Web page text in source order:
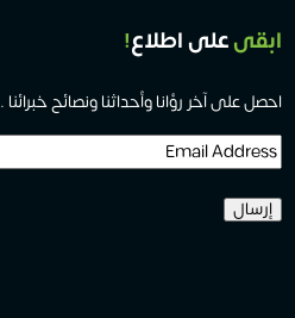
ابقىعلى اطلاع!
احصل على آخر رؤانا وأحداثنا ونصائح خبرائنا .
Email
Address(مطلوب)